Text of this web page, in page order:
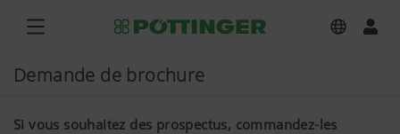
Demande de brochure
Si vous souhaitez des prospectus, commandez-les